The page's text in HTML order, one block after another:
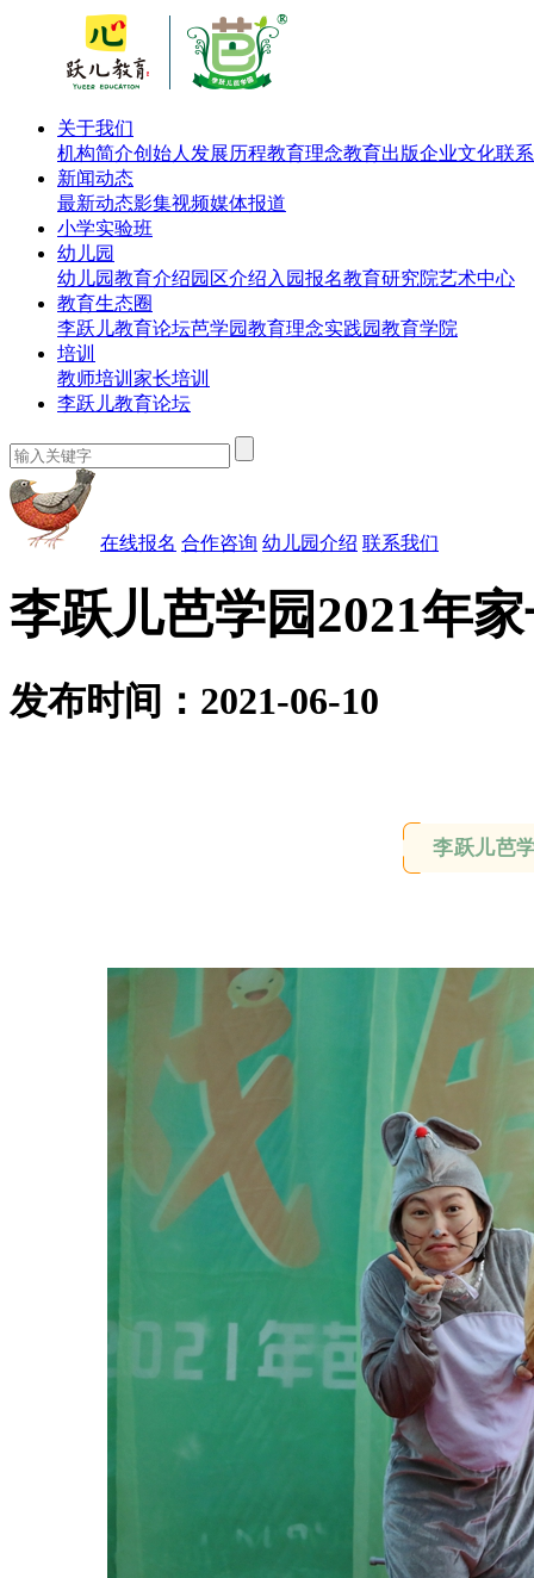
关于我们
机构简介创始人 发展历程教育理念教育出版企业文化联
新闻动态
最新动态影集视频媒体报道
小学实验班
幼儿园
幼儿园教育介绍园区介绍 入园报名教育研究院艺术中心
教育生态圈
李跃儿教育论坛芭学园教育理念实践园教育学院
培训
教师培训 家长培训
李跃儿教育论坛
在线报名 合作咨询 幼儿园介绍 联系我们
李跃儿芭学园2021年
发布时间：2021-06-10
李跃儿芭